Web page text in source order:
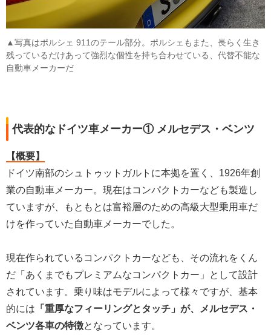
▲写真はポルシェ 911のテール部分。ポルシェもまた、長らく生き
残っているだけあって強烈な個性を持ち合わせている、代替不能な
自動車メーカーだ
代表的なドイツ車メーカー① メルセデス・ベンツ
【概要】
ドイツ南部のシュトゥットガルトに本拠を置く、1926年創
業の自動車メーカー。現在はコンパクトカーなども製造し
ていますが、もともとは富裕層のための高級大型乗用車だ
けを作っていた自動車メーカーでした。
現在作られているコンパクトカーなども、その流れをくん
だ「あくまでもプレミアムなコンパクトカー」として設計
されています。乗り味はモデルによって様々ですが、基本
的には 「重厚なフィーリングとタッチ」が、メルセデス・
ベンツ各車の特徴となっています。